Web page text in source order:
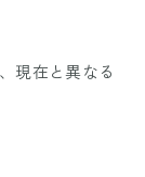
現在と異なる